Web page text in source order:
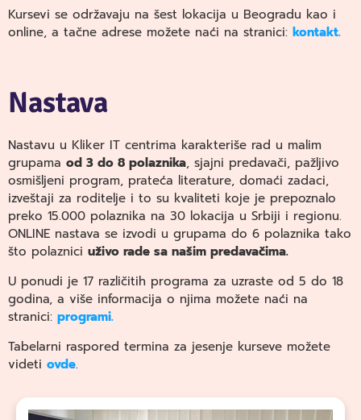
Kursevi se održavaju na šest lokacija u Beogradu kao i
online, a tačne adrese možete naći na stranici: kontakt.
Nastava
Nastavu u Kliker IT centrima karakteriše rad u malim
grupama od 3 do 8 polaznika, sjajni predavači, pažljivo
osmišljeni program, prateća literature, domaći zadaci,
izveštaji za roditelje i to su kvaliteti koje je prepoznalo
preko 15.000 polaznika na 30 lokacija u Srbiji i regionu.
ONLINE nastava se izvodi u grupama do 6 polaznika tako
što polaznici uživo rade sa našim predavačima.
U ponudi je 17 različitih programa za uzraste od 5 do 18
godina, a više informacija o njima možete naći na
stranici: programi.
Tabelarni raspored termina za jesenje kurseve možete
videti ovde.